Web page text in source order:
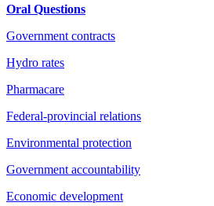
Oral Questions
Government contracts
Hydro rates
Pharmacare
Federal-provincial relations
Environmental protection
Government accountability
Economic development